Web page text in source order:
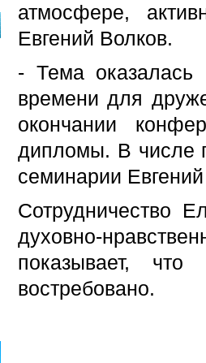
атмосфере,
Евгений Волков.
- Тема оказалась
времени для
окончании
дипломы. В числе
семинарии
Сотрудничество
духовно-
показывает,
востребовано.